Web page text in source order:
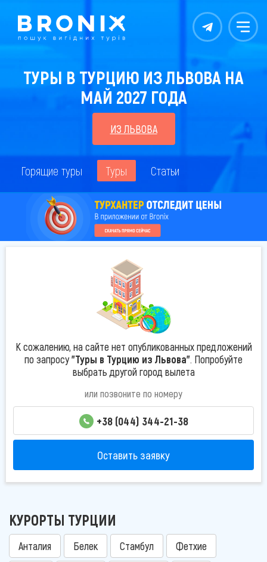
Контакты Меню
ТУРЫ В ТУРЦИЮ ИЗ ЛЬВОВА НА
МАЙ 2027 ГОДА
ИЗ ЛЬВОВА
Горящие туры Туры Статьи
К сожалению, на сайте нет опубликованных предложений
по запросу"Туры в Турцию из Львова". Попробуйте
выбрать другой город вылета
или позвоните по номеру
+38 (044) 344-21-38
Оставить заявку
КУРОРТЫ ТУРЦИИ
Анталия Белек Стамбул Фетхие